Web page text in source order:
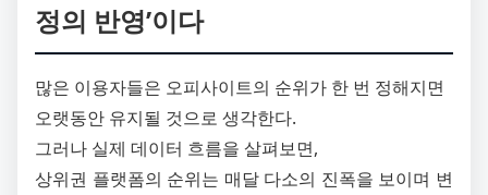
정의 반영’이다
많은 이용자들은 오피사이트의 순위가 한 번 정해지면
오랫동안 유지될 것으로 생각한다.
그러나 실제 데이터 흐름을 살펴보면,
상위권 플랫폼의 순위는 매달 다소의 진폭을 보이며 변